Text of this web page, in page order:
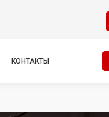
КОНТАКТЫ